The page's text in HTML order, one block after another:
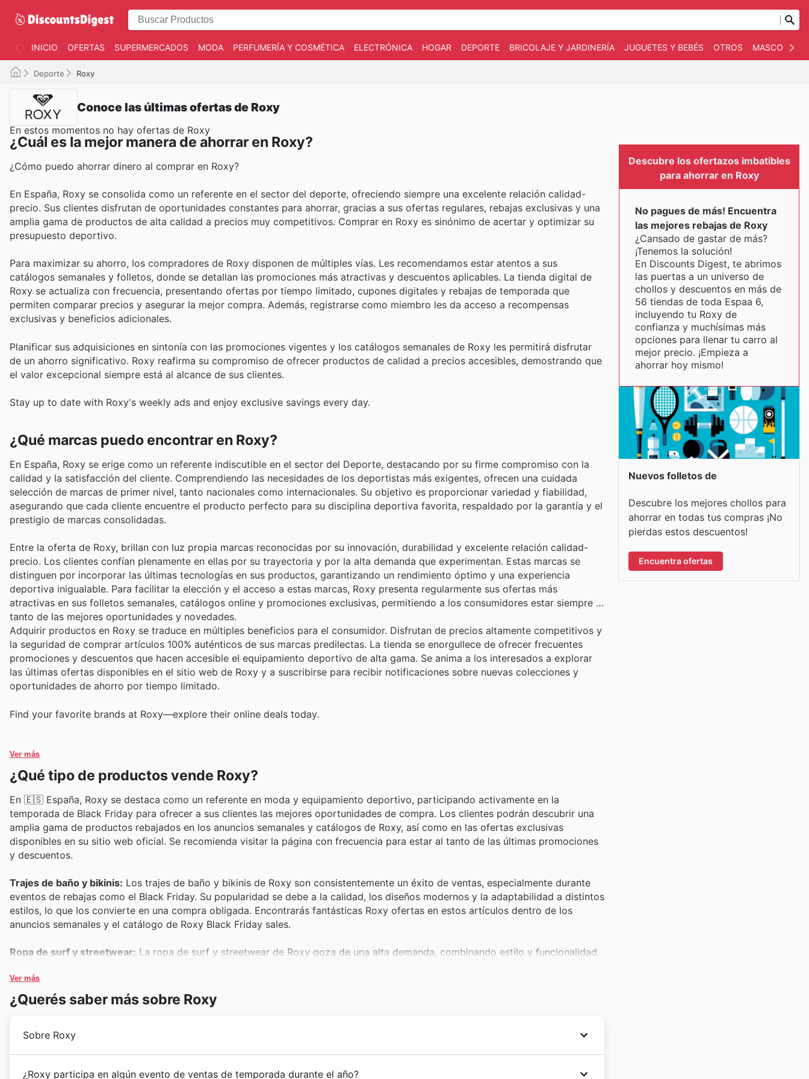
INICIO OFERTAS SUPERMERCADOS MODA PERFUMERÍA Y COSMÉTICA ELECTRÓNICA HOGAR DEPORTE BRICOLAJE Y JARDINERÍA JUGUETES Y BEBÉS OTROS MASCOTAS
Deporte Roxy
Conoce las últimas ofertas de Roxy
En estos momentos no hay ofertas de Roxy
¿Cuál es la mejor manera de ahorrar en Roxy?
¿Cómo puedo ahorrar dinero al comprar en Roxy?
En España, Roxy se consolida como un referente en el sector del deporte, ofreciendo siempre una excelente relación calidad-
precio. Sus clientes disfrutan de oportunidades constantes para ahorrar, gracias a sus ofertas regulares, rebajas exclusivas y una
amplia gama de productos de alta calidad a precios muy competitivos. Comprar en Roxy es sinónimo de acertar y optimizar su
presupuesto deportivo.
Para maximizar su ahorro, los compradores de Roxy disponen de múltiples vías. Les recomendamos estar atentos a sus
catálogos semanales y folletos, donde se detallan las promociones más atractivas y descuentos aplicables. La tienda digital de
Roxy se actualiza con frecuencia, presentando ofertas por tiempo limitado, cupones digitales y rebajas de temporada que
permiten comparar precios y asegurar la mejor compra. Además, registrarse como miembro les da acceso a recompensas
exclusivas y beneficios adicionales.
Planificar sus adquisiciones en sintonía con las promociones vigentes y los catálogos semanales de Roxy les permitirá disfrutar
de un ahorro significativo. Roxy reafirma su compromiso de ofrecer productos de calidad a precios accesibles, demostrando que
el valor excepcional siempre está al alcance de sus clientes.
Stay up to date with Roxy's weekly ads and enjoy exclusive savings every day.
¿Qué marcas puedo encontrar en Roxy?
En España, Roxy se erige como un referente indiscutible en el sector del Deporte, destacando por su firme compromiso con la
calidad y la satisfacción del cliente. Comprendiendo las necesidades de los deportistas más exigentes, ofrecen una cuidada
selección de marcas de primer nivel, tanto nacionales como internacionales. Su objetivo es proporcionar variedad y fiabilidad,
asegurando que cada cliente encuentre el producto perfecto para su disciplina deportiva favorita, respaldado por la garantía y el
prestigio de marcas consolidadas.
Entre la oferta de Roxy, brillan con luz propia marcas reconocidas por su innovación, durabilidad y excelente relación calidad-
precio. Los clientes confían plenamente en ellas por su trayectoria y por la alta demanda que experimentan. Estas marcas se
distinguen por incorporar las últimas tecnologías en sus productos, garantizando un rendimiento óptimo y una experiencia
deportiva inigualable. Para facilitar la elección y el acceso a estas marcas, Roxy presenta regularmente sus ofertas más
atractivas en sus folletos semanales, catálogos online y promociones exclusivas, permitiendo a los consumidores estar siempre al
tanto de las mejores oportunidades y novedades.
Adquirir productos en Roxy se traduce en múltiples beneficios para el consumidor. Disfrutan de precios altamente competitivos y
la seguridad de comprar artículos 100% auténticos de sus marcas predilectas. La tienda se enorgullece de ofrecer frecuentes
promociones y descuentos que hacen accesible el equipamiento deportivo de alta gama. Se anima a los interesados a explorar
las últimas ofertas disponibles en el sitio web de Roxy y a suscribirse para recibir notificaciones sobre nuevas colecciones y
oportunidades de ahorro por tiempo limitado.
Find your favorite brands at Roxy—explore their online deals today.
Ver más
¿Qué tipo de productos vende Roxy?
En 🇪🇸 España, Roxy se destaca como un referente en moda y equipamiento deportivo, participando activamente en la
temporada de Black Friday para ofrecer a sus clientes las mejores oportunidades de compra. Los clientes podrán descubrir una
amplia gama de productos rebajados en los anuncios semanales y catálogos de Roxy, así como en las ofertas exclusivas
disponibles en su sitio web oficial. Se recomienda visitar la página con frecuencia para estar al tanto de las últimas promociones
y descuentos.
Trajes de baño y bikinis: Los trajes de baño y bikinis de Roxy son consistentemente un éxito de ventas, especialmente durante
eventos de rebajas como el Black Friday. Su popularidad se debe a la calidad, los diseños modernos y la adaptabilidad a distintos
estilos, lo que los convierte en una compra obligada. Encontrarás fantásticas Roxy ofertas en estos artículos dentro de los
anuncios semanales y el catálogo de Roxy Black Friday sales.
Ropa de surf y streetwear: La ropa de surf y streetwear de Roxy goza de una alta demanda, combinando estilo y funcionalidad
Explora los Roxy deals para descubrir promociones irresistibles en tu ropa favorita.
Neoprenos: Los neoprenos de Roxy son reconocidos por su rendimiento y durabilidad, esenciales para los amantes de los
alta calidad a precios reducidos. No te pierdas los Roxy weekly ads para ver las últimas novedades y ofertas en neoprenos.
Ver más
¿Querés saber más sobre Roxy
Sobre Roxy
¿Roxy participa en algún evento de ventas de temporada durante el año?
Descubre los ofertazos imbatibles
para ahorrar en Roxy
No pagues de más! Encuentra
las mejores rebajas de Roxy
¿Cansado de gastar de más?
¡Tenemos la solución!
En Discounts Digest, te abrimos
las puertas a un universo de
chollos y descuentos en más de
56 tiendas de toda Espaa 6,
incluyendo tu Roxy de
confianza y muchísimas más
opciones para llenar tu carro al
mejor precio. ¡Empieza a
ahorrar hoy mismo!
Nuevos folletos de
Descubre los mejores chollos para
ahorrar en todas tus compras ¡No
pierdas estos descuentos!
Encuentra ofertas